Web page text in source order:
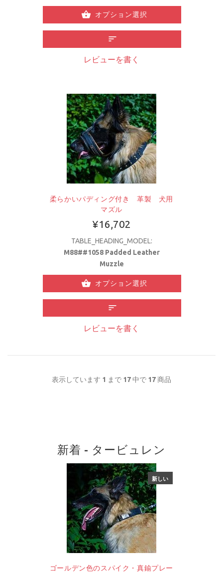
オプション選択
レビューを書く
柔らかいパディング付き 革製 犬用
マズル
¥16,702
TABLE_HEADING_MODEL:
M88##1058 Padded Leather
Muzzle
オプション選択
レビューを書く
表示しています 1 まで 17中で 17商品
新着 - タービュレン
新しい
ゴールデン色のスパイク・真鍮プレー